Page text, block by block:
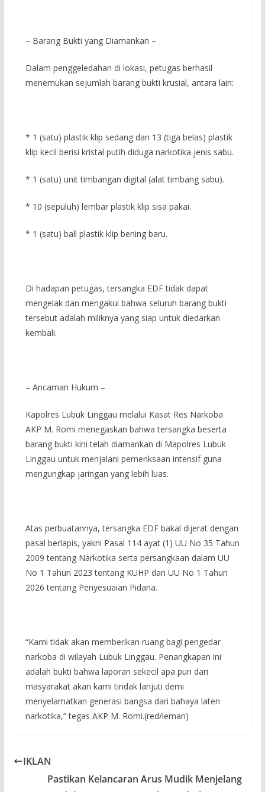
– Barang Bukti yang Diamankan –
Dalam penggeledahan di lokasi, petugas berhasil
menemukan sejumlah barang bukti krusial, antara lain:
* 1 (satu) plastik klip sedang dan 13 (tiga belas) plastik
klip kecil berisi kristal putih diduga narkotika jenis sabu.
* 1 (satu) unit timbangan digital (alat timbang sabu).
* 10 (sepuluh) lembar plastik klip sisa pakai.
* 1 (satu) ball plastik klip bening baru.
Di hadapan petugas, tersangka EDF tidak dapat
mengelak dan mengakui bahwa seluruh barang bukti
tersebut adalah miliknya yang siap untuk diedarkan
kembali.
– Ancaman Hukum –
Kapolres Lubuk Linggau melalui Kasat Res Narkoba
AKP M. Romi menegaskan bahwa tersangka beserta
barang bukti kini telah diamankan di Mapolres Lubuk
Linggau untuk menjalani pemeriksaan intensif guna
mengungkap jaringan yang lebih luas.
Atas perbuatannya, tersangka EDF bakal dijerat dengan
pasal berlapis, yakni Pasal 114 ayat (1) UU No 35 Tahun
2009 tentang Narkotika serta persangkaan dalam UU
No 1 Tahun 2023 tentang KUHP dan UU No 1 Tahun
2026 tentang Penyesuaian Pidana.
“Kami tidak akan memberikan ruang bagi pengedar
narkoba di wilayah Lubuk Linggau. Penangkapan ini
adalah bukti bahwa laporan sekecil apa pun dari
masyarakat akan kami tindak lanjuti demi
menyelamatkan generasi bangsa dari bahaya laten
narkotika,” tegas AKP M. Romi.(red/leman)
IKLAN
Pastikan Kelancaran Arus Mudik Menjelang